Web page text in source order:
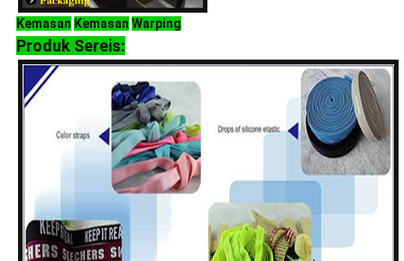
Kemasan Kemasan Warping
Produk Sereis: